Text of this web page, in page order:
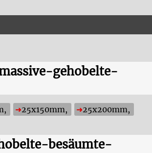
gehobelte-
25x150mm, 25x200mm,
besäumte-